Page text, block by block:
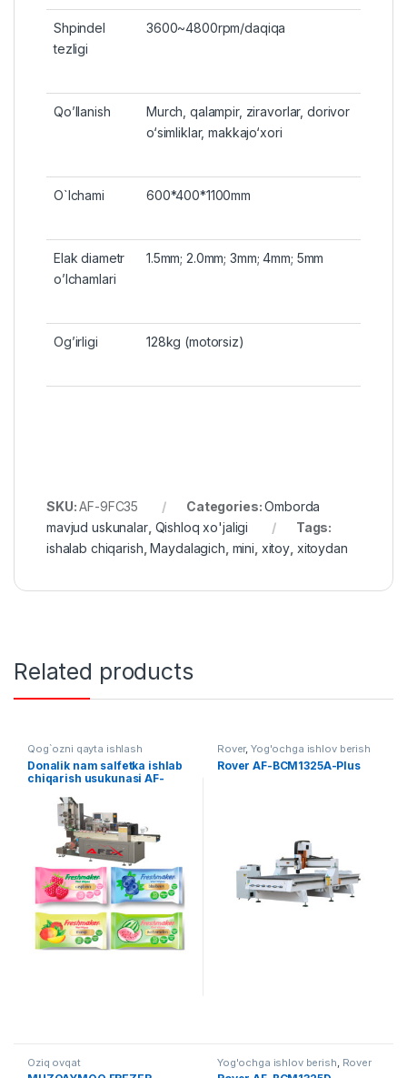
Shpindel
tezligi
3600~4800rpm/daqiqa
Qo’llanish
Murch, qalampir, ziravorlar, dorivor
o‘simliklar, makkajo‘xori
O`lchami 600*400*1100mm
Elak diametr
o’lchamlari
1.5mm; 2.0mm; 3mm; 4mm; 5mm
Og’irligi 128kg (motorsiz)
SKU:AF-9FC35 Categories:Omborda
mavjud uskunalar, Qishloq xo'jaligi
Tags:
ishalab chiqarish ,Maydalagich mini xitoy xitoydan
Related products
Qog`ozni qayta ishlash
Donalik nam salfetka ishlab
chiqarish usukunasi AF-
Rover,Yog'ochga ishlov berish
Rover AF-BCM1325A-Plus
Oziq ovqat Yog'ochga ishlov berish Rover